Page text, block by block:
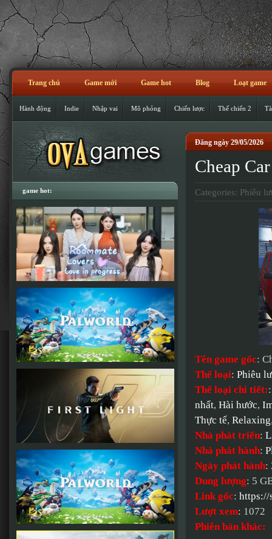
Trang chủ Game mới Game hot Blog Loạt game
Hành động Indie Nhập vai Mô phỏng Chiến lược Thế chiến 2
Đăng ngày 29/05/2026
Cheap
Categories: Phiêu
Tên game gốc:
Thể loại: Phiêu
Thể loại chi tiết:
nhất, Hài hước,
Thực tế, Relaxing
Nhà phát triển:
Nhà phát hành:
Ngày phát hành:
Dung lượng: 5
Link gốc: https://
Lượt xem: 1072
Phiên bản khác:
game hot: